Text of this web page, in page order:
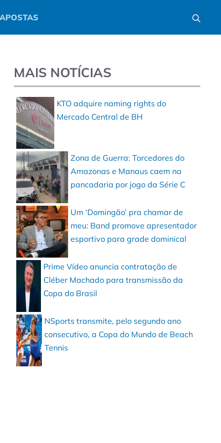
APOSTAS
MAIS NOTÍCIAS
KTO adquire naming rights do
Mercado Central de BH
Zona de Guerra: Torcedores do
Amazonas e Manaus caem na
pancadaria por jogo da Série C
Um ‘Domingão’ pra chamar de
meu: Band promove apresentador
esportivo para grade dominical
Prime Vídeo anuncia contratação de
Cléber Machado para transmissão da
Copa do Brasil
NSports transmite, pelo segundo ano
consecutivo, a Copa do Mundo de Beach
Tennis